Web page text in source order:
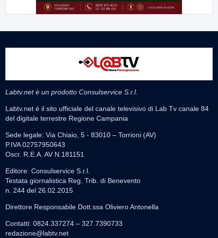
Labtv.net è un prodotto Consulservice S.r.l.
Labtv.net è il sito ufficiale del canale televisivo di Lab Tv canale 84
del digitale terrestre Regione Campania
Sede legale: Via Chiaio, 5 - 83010 – Torrioni (AV)
P.IVA 02757950643
Oscr. R.E.A. AV N.181151
Editore: Consulservice S.r.l.
Testata giornalistica Reg. Trib. di Benevento
n. 244 del 26.02.2015
Direttore Responsabile Dott.ssa Oliviero Antonella
Contatti: 0824.337274 – 327.7390733
redazione@labtv.net